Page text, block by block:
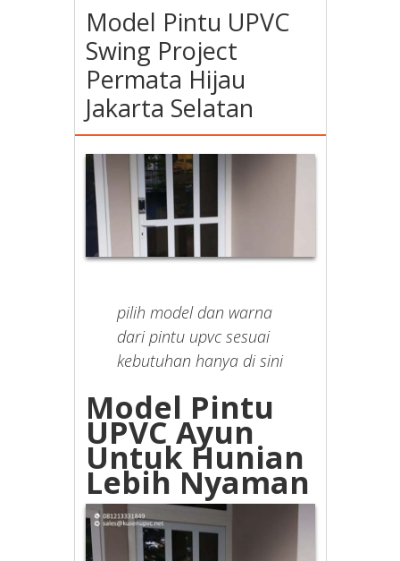
Model Pintu UPVC
Swing Project
Permata Hijau
Jakarta Selatan
pilih model dan warna
dari pintu upvc sesuai
kebutuhan hanya di sini
Model Pintu
UPVC Ayun
Untuk Hunian
Lebih Nyaman